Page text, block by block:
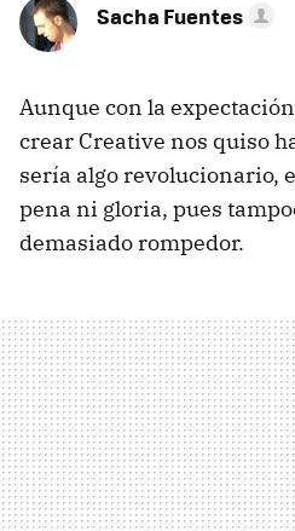
Sacha Fuentes
Aunque con la
crear Creative nos quiso
sería algo revolucionario,
pena ni gloria, pues
demasiado rompedor.